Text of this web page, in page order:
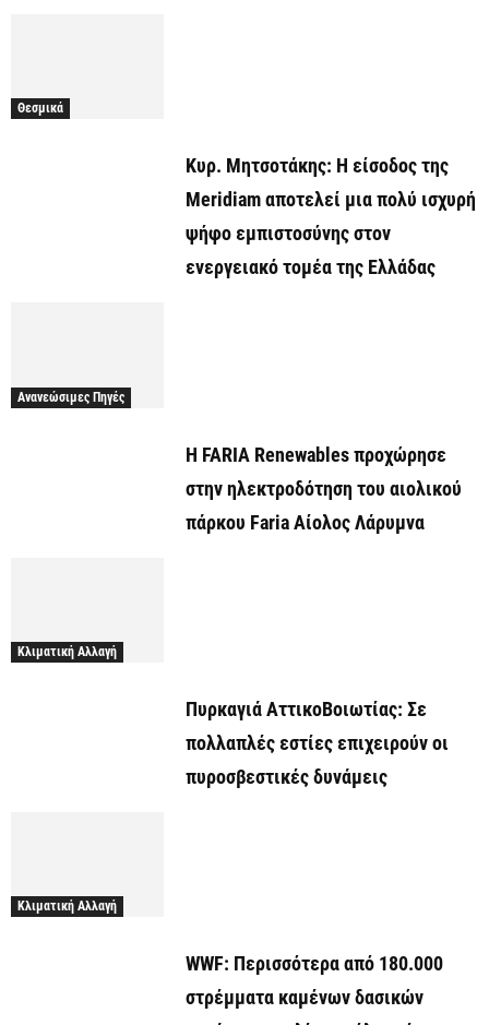
Θεσμικά
Κυρ. Μητσοτάκης: Η είσοδος της
Meridiam αποτελεί μια πολύ ισχυρή
ψήφο εμπιστοσύνης στον
ενεργειακό τομέα της Ελλάδας
Ανανεώσιμες Πηγές
Η FARIA Renewables προχώρησε
στην ηλεκτροδότηση του αιολικού
πάρκου Faria Αίολος Λάρυμνα
Κλιματική Αλλαγή
Πυρκαγιά ΑττικοΒοιωτίας: Σε
πολλαπλές εστίες επιχειρούν οι
πυροσβεστικές δυνάμεις
Κλιματική Αλλαγή
WWF: Περισσότερα από 180.000
στρέμματα καμένων δασικών